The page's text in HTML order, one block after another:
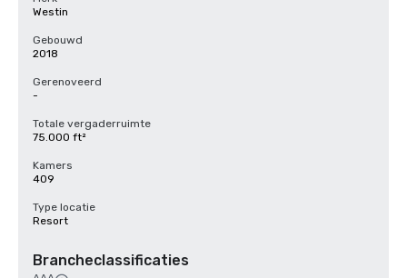
Westin
Gebouwd
2018
Gerenoveerd
-
Totale vergaderruimte
75.000 ft²
Kamers
409
Type locatie
Resort
Brancheclassificaties